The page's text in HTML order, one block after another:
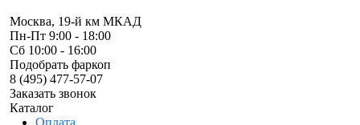
Москва, 19-й км МКАД
Пн-Пт 9:00 - 18:00
Сб 10:00 - 16:00
Подобрать фаркоп
8 (495) 477-57-07
Заказать звонок
Каталог
Оплата